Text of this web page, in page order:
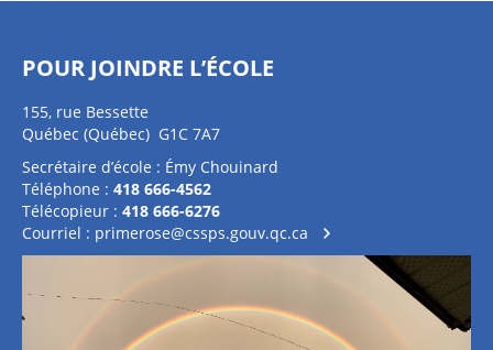
POUR JOINDRE L’ÉCOLE
155, rue Bessette
Québec (Québec) G1C 7A7
Secrétaire d’école : Émy Chouinard
Téléphone : 418 666-4562
Télécopieur : 418 666-6276
Courriel : primerose@cssps.gouv.qc.ca